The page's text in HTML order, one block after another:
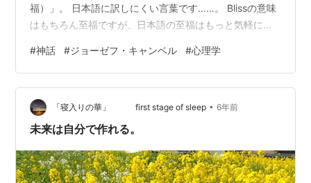
福）」。 日本語に訳しにくい言葉です……。 Blissの意味
はもちろん至福ですが、日本語の至福はもっと気軽に
しまうからです。 この言葉は、神話比較学の第一人者で
あるジョーゼフ・キャンベルの著書や講演でも頻繁に使
用されたキャンベル氏の人生哲学です。6回シリーズで放
送されたアメリカのテレビ番組「神話の力～ジョーゼ
フ・キャンベルとの対話」の中でも話されていて、90年
#神話 #ジョーゼフ・キャンベル #心理学
「寝入りの華」 first stage of sleep • 6年前
未来は自分で作れる。